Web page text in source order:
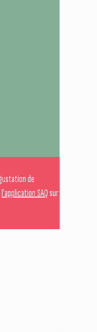
de
l'application SAQsur